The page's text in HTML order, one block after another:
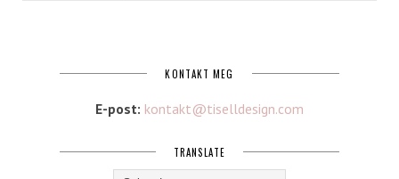
KONTAKT MEG
E-post: kontakt@tiselldesign.com
TRANSLATE